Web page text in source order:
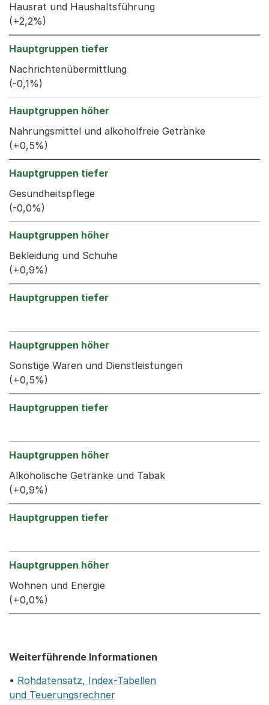
Hausrat und Haushaltsführung
(+2,2%)
Nachrichtenübermittlung
(-0,1%)
Nahrungsmittel und alkoholfreie Getränke
(+0,5%)
Gesundheitspflege
(-0,0%)
Bekleidung und Schuhe
(+0,9%)
Sonstige Waren und Dienstleistungen
(+0,5%)
Alkoholische Getränke und Tabak
(+0,9%)
Wohnen und Energie
(+0,0%)
Weiterführende Informationen
• Rohdatensatz, Index-Tabellen
und Teuerungsrechner